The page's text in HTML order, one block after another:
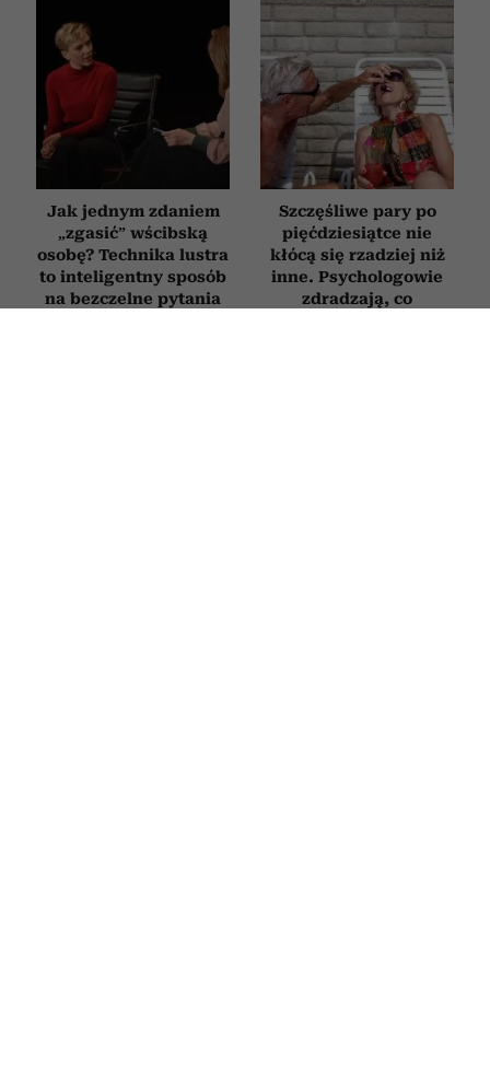
Jak jednym zdaniem
„zgasić” wścibską
osobę? Technika lustra
to inteligentny sposób
na bezczelne pytania
Szczęśliwe pary po
pięćdziesiątce nie
kłócą się rzadziej niż
inne. Psychologowie
zdradzają, co